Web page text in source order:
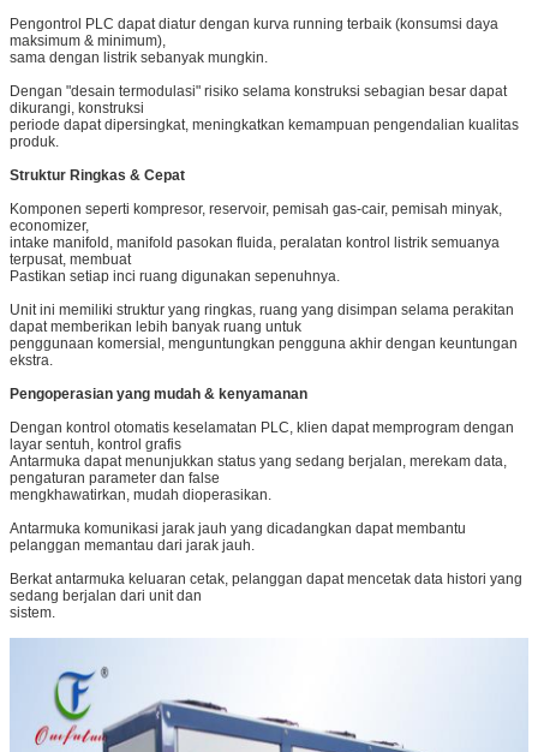
Tinggalkan pesan
Kami akan segera menghubungi
Pengontrol PLC dapat diatur dengan kurva running terbaik (konsumsi daya
maksimum & minimum),
sama dengan listrik sebanyak mungkin.
Dengan "desain termodulasi" risiko selama konstruksi sebagian besar dapat
dikurangi, konstruksi
periode dapat dipersingkat, meningkatkan kemampuan pengendalian kualitas
produk.
Struktur Ringkas & Cepat
Komponen seperti kompresor, reservoir, pemisah gas-cair, pemisah minyak,
economizer,
intake manifold, manifold pasokan fluida, peralatan kontrol listrik semuanya
terpusat, membuat
Pastikan setiap inci ruang digunakan sepenuhnya.
Unit ini memiliki struktur yang ringkas, ruang yang disimpan selama perakitan
dapat memberikan lebih banyak ruang untuk
penggunaan komersial, menguntungkan pengguna akhir dengan keuntungan
ekstra.
Pengoperasian yang mudah & kenyamanan
Dengan kontrol otomatis keselamatan PLC, klien dapat memprogram dengan
layar sentuh, kontrol grafis
Antarmuka dapat menunjukkan status yang sedang berjalan, merekam data,
pengaturan parameter dan false
mengkhawatirkan, mudah dioperasikan.
Antarmuka komunikasi jarak jauh yang dicadangkan dapat membantu
pelanggan memantau dari jarak jauh.
Berkat antarmuka keluaran cetak, pelanggan dapat mencetak data histori yang
sedang berjalan dari unit dan
sistem.